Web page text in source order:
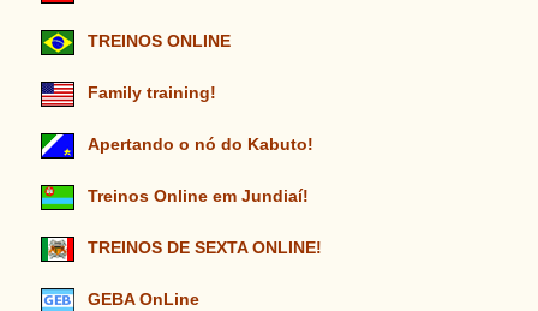
TREINOS ONLINE
Family training!
Apertando o nó do Kabuto!
Treinos Online em Jundiaí!
TREINOS DE SEXTA ONLINE!
GEBA OnLine